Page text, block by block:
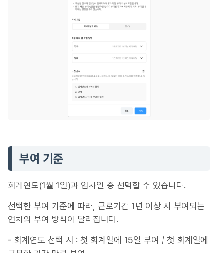
부여 기준
회계연도(1월 1일)과 입사일 중 선택할 수 있습니다.
선택한 부여 기준에 따라, 근로기간 1년 이상 시 부여되는
연차의 부여 방식이 달라집니다.
- 회계연도 선택 시 : 첫 회계일에 15일 부여 / 첫 회계일에